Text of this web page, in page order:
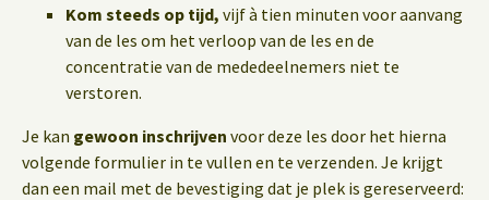
Kom steeds op tijd, vijf à tien minuten voor aanvang
van de les om het verloop van de les en de
concentratie van de mededeelnemers niet te
verstoren.
Je kan gewoon inschrijven voor deze les door het hierna
volgende formulier in te vullen en te verzenden. Je krijgt
dan een mail met de bevestiging dat je plek is gereserveerd: